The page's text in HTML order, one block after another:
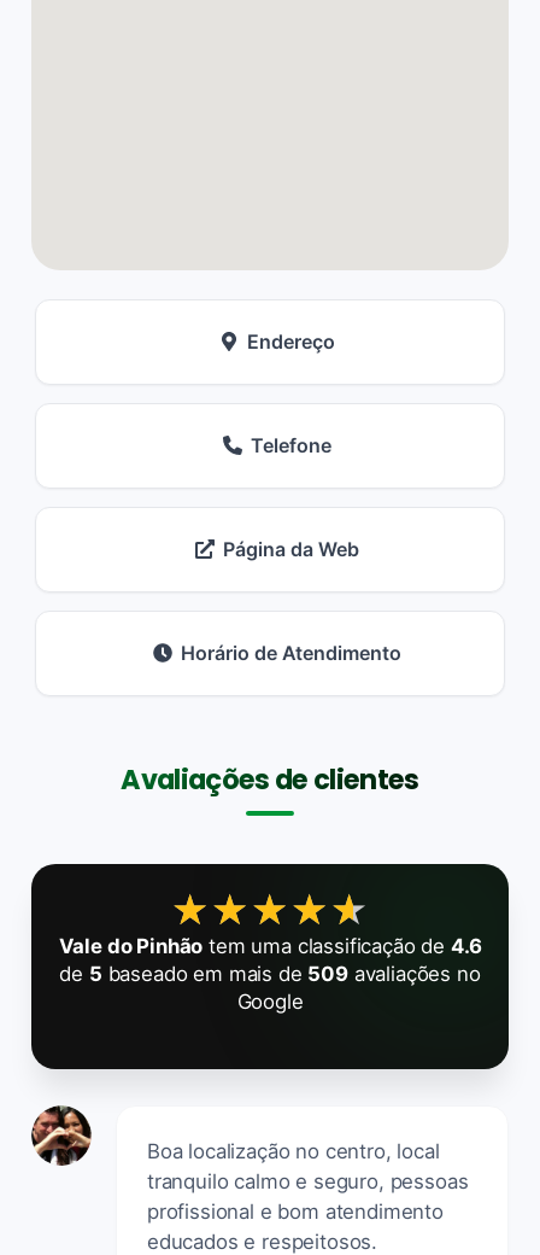
Endereço
Telefone
Página da Web
Horário de Atendimento
Avaliações de clientes
★★★★★
★★★★★
Vale do Pinhão tem uma classificação de 4.6
de 5 baseado em mais de 509avaliações no
Google
Boa localização no centro, local
tranquilo calmo e seguro, pessoas
profissional e bom atendimento
educados e respeitosos.